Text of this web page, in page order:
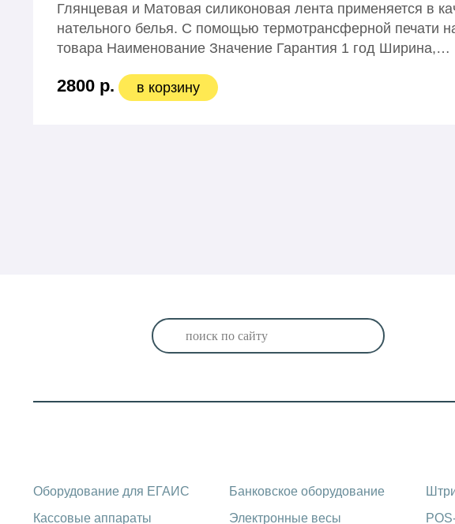
Глянцевая и Матовая силиконовая лента применяется в
нательного белья. С помощью термотрансферной печати
товара Наименование Значение Гарантия 1 год Ширина,…
2800 р. в корзину
Оборудование для ЕГАИС
Кассовые аппараты
Банковское оборудование
Электронные весы